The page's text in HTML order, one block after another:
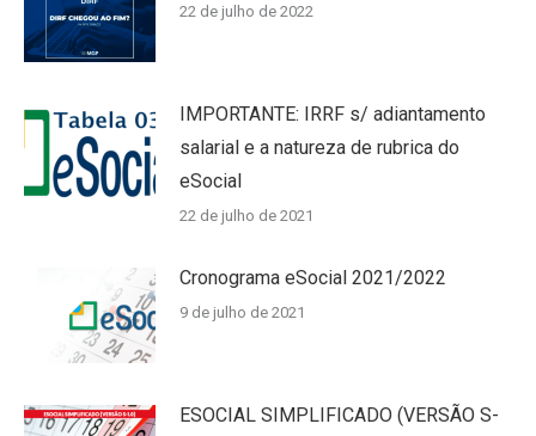
22 de julho de 2022
IMPORTANTE: IRRF s/ adiantamento
salarial e a natureza de rubrica do
eSocial
22 de julho de 2021
Cronograma eSocial 2021/2022
9 de julho de 2021
ESOCIAL SIMPLIFICADO (VERSÃO S-